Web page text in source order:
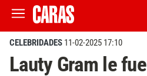
CELEBRIDADES 11-02-2025 17:10
Lauty Gram le